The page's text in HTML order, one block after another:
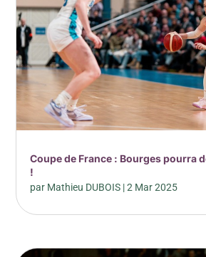
Coupe de France : Bourges pourra
!
par Mathieu DUBOIS |2 Mar 2025